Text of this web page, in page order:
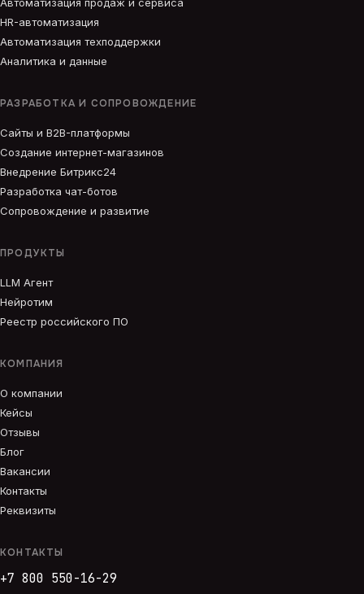
HR-автоматизация
Автоматизация техподдержки
Аналитика и данные
РАЗРАБОТКА И СОПРОВОЖДЕНИЕ
Сайты и B2B-платформы
Создание интернет-магазинов
Внедрение Битрикс24
Разработка чат-ботов
Сопровождение и развитие
ПРОДУКТЫ
LLM Агент
Нейротим
Реестр российского ПО
КОМПАНИЯ
О компании
Кейсы
Отзывы
Блог
Вакансии
Контакты
Реквизиты
КОНТАКТЫ
+7 800 550-16-29